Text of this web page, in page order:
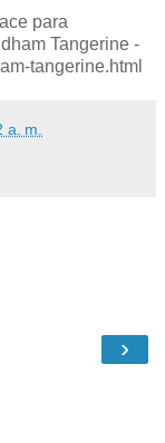
para
Tangerine -
tangerine.html
a. m.
›